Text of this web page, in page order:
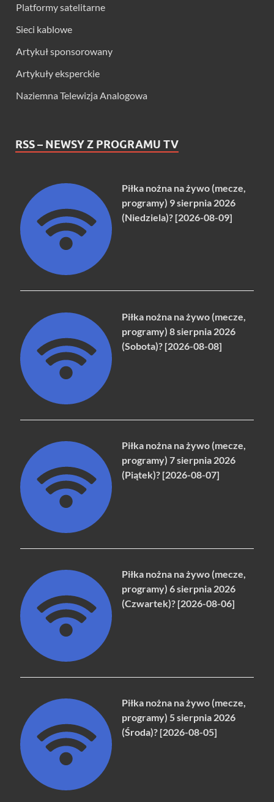
Platformy satelitarne
Sieci kablowe
Artykuł sponsorowany
Artykuły eksperckie
Naziemna Telewizja Analogowa
RSS – NEWSY Z PROGRAMU TV
Piłka nożna na żywo (mecze,
programy) 9 sierpnia 2026
(Niedziela)? [2026-08-09]
Piłka nożna na żywo (mecze,
programy) 8 sierpnia 2026
(Sobota)? [2026-08-08]
Piłka nożna na żywo (mecze,
programy) 7 sierpnia 2026
(Piątek)? [2026-08-07]
Piłka nożna na żywo (mecze,
programy) 6 sierpnia 2026
(Czwartek)? [2026-08-06]
Piłka nożna na żywo (mecze,
programy) 5 sierpnia 2026
(Środa)? [2026-08-05]